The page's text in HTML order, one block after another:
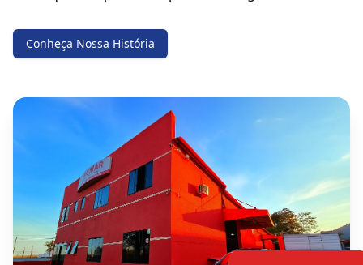
Conheça Nossa História